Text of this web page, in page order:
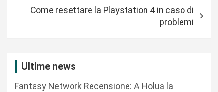
a
Come resettare la Playstation 4 in caso di
problemi
Ultime news
Fantasy Network Recensione: A Holua la